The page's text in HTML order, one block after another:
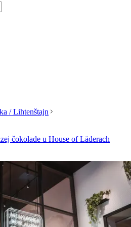
/ Lihtenštajn
čokolade u House of Läderach